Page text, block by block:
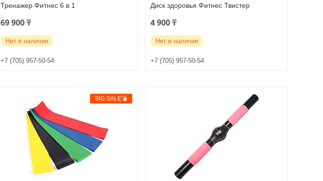
Тренажер Фитнес 6 в 1
69 900 ₸
Нет в наличии
+7 (705) 957-50-54
Диск здоровья Фитнес Твистер
4 900 ₸
Нет в наличии
+7 (705) 957-50-54
BIG SALE💣